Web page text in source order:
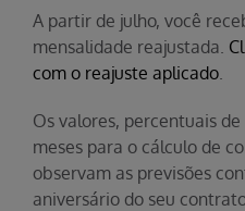
A partir de julho, você
mensalidade reajustada.
com o reajuste aplicado.
Os valores, percentuais
meses para o cálculo de
observam as previsões
aniversário do seu